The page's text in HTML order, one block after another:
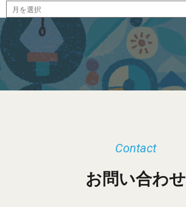
ー
イ
ブ
お問い合わせ
Contact